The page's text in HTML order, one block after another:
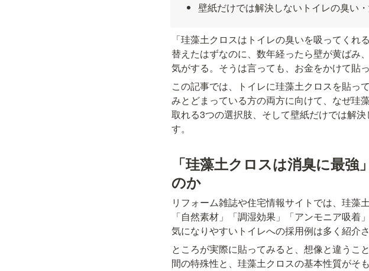
壁紙だけでは解決しないトイレの臭い
「珪藻土クロスはトイレの臭いを吸ってく
替えたはずなのに、数年経ったら壁が黄ばみ
気がする。そうは言っても、お金をかけて貼
この記事では、トイレに珪藻土クロスを貼っ
みとどまっている方の両方に向けて、なぜ珪
取れる3つの選択肢、そして壁紙だけでは解
す。
「珪藻土クロスは消臭に最
のか
リフォーム雑誌や住宅情報サイトでは、珪藻
「自然素材」「調湿効果」「アンモニア吸
気になりやすいトイレへの採用例は多く紹介さ
ところが実際に貼ってみると、想像と違うこ
間の特殊性と、珪藻土クロスの基本性質がそ